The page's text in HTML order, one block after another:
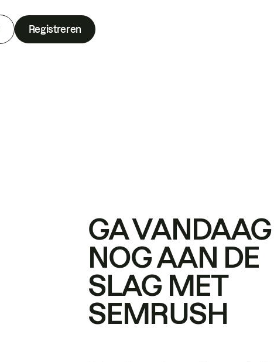
Registreren
GA VANDAAG
NOG AAN DE
SLAG MET
SEMRUSH